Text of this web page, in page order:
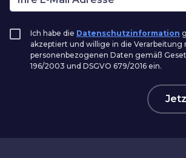
Ich habe die Datenschutzinformation
akzeptiert und willige in die Verarbeitung
personenbezogenen Daten gemäß
196/2003 und DSGVO 679/2016 ein.